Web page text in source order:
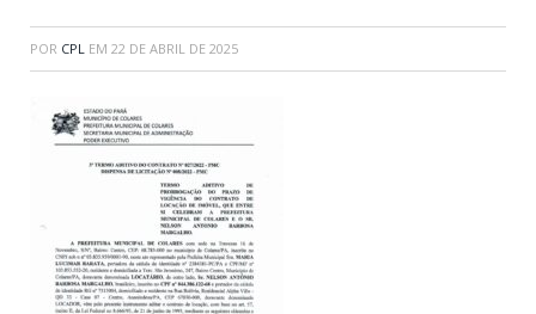
POR CPL EM 22 DE ABRIL DE 2025